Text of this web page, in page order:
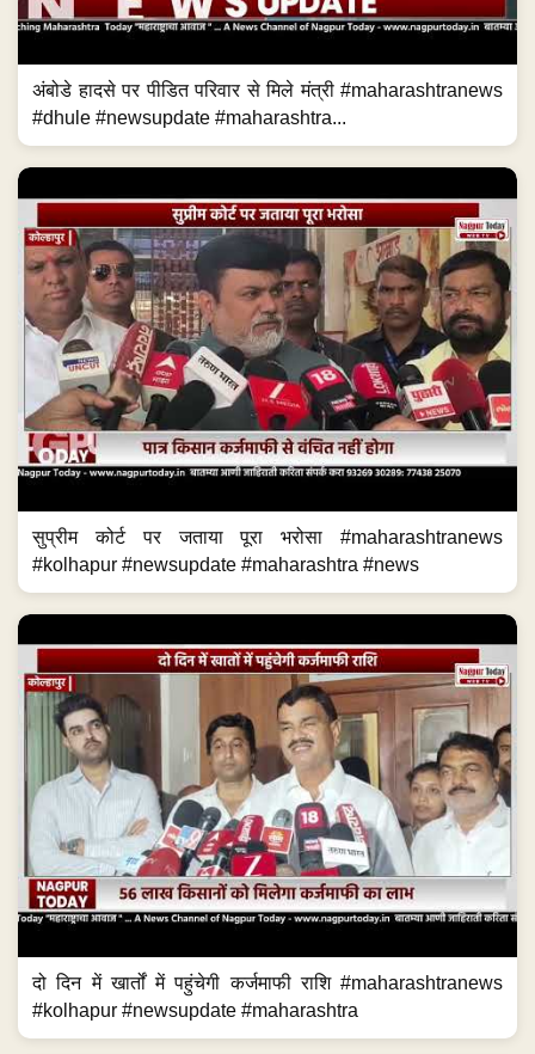
अंबोडे हादसे पर पीडित परिवार से मिले मंत्री #maharashtranews
#dhule #newsupdate #maharashtra...
सुप्रीम कोर्ट पर जताया पूरा भरोसा #maharashtranews
#kolhapur #newsupdate #maharashtra #news
दो दिन में खार्तों में पहुंचेगी कर्जमाफी राशि #maharashtranews
#kolhapur #newsupdate #maharashtra